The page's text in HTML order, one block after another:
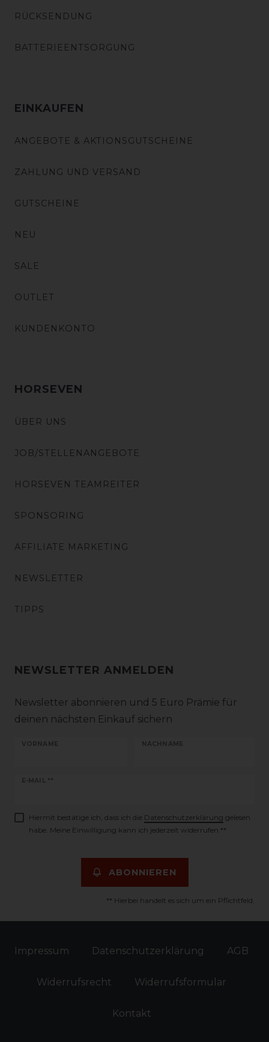
RÜCKSENDUNG
BATTERIEENTSORGUNG
EINKAUFEN
ANGEBOTE & AKTIONSGUTSCHEINE
ZAHLUNG UND VERSAND
GUTSCHEINE
NEU
SALE
OUTLET
KUNDENKONTO
HORSEVEN
ÜBER UNS
JOB/STELLENANGEBOTE
HORSEVEN TEAMREITER
SPONSORING
AFFILIATE MARKETING
NEWSLETTER
TIPPS
NEWSLETTER ANMELDEN
Newsletter abonnieren und 5 Euro Prämie für
deinen nächsten Einkauf sichern
VORNAME NACHNAME
E-MAIL **
Newsletter
Hiermit bestätige ich, dass ich die Daten­schutz­erklärung gelesen
habe. Meine Einwilligung kann ich jederzeit widerrufen.**
ABONNIEREN
** Hierbei handelt es sich um ein Pflichtfeld.
Impressum Daten­schutz­erklärung AGB
Widerrufs­recht Widerrufs­formular
Kontakt